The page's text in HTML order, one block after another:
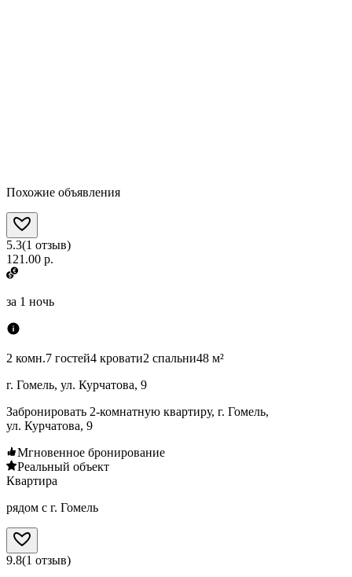
Похожие объявления
5.3(1 отзыв)
121.00 р.
за 1 ночь
2 комн.7 гостей4 кровати2 спальни48 м²
г. Гомель, ул. Курчатова, 9
Забронировать 2-комнатную квартиру, г. Гомель,
ул. Курчатова, 9
Мгновенное бронирование
Реальный объект
Квартира
рядом с г. Гомель
9.8(1 отзыв)